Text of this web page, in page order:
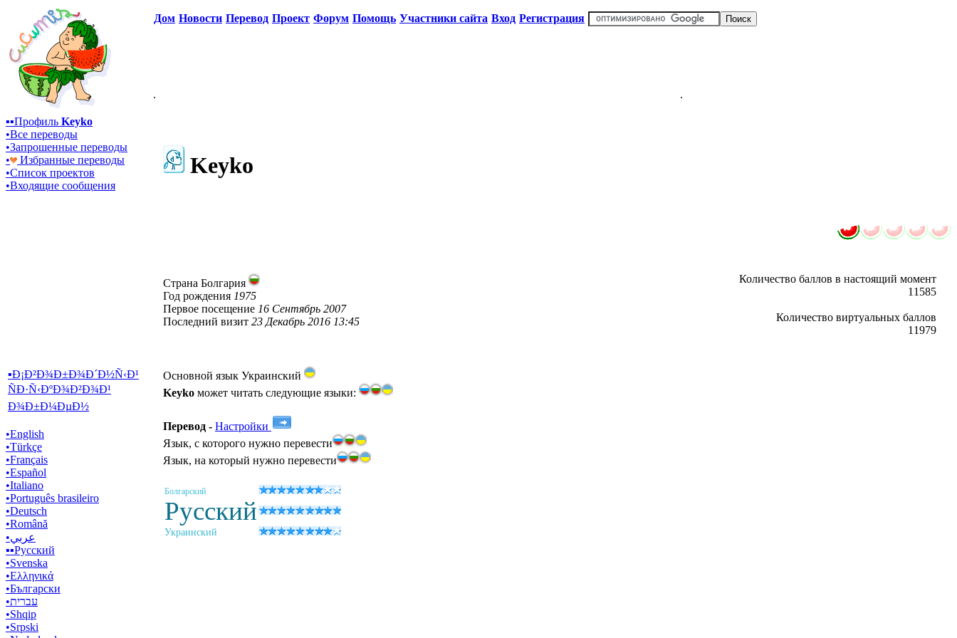
Дом Новости Перевод Проект Форум Помощь Участники сайта Вход Регистрация
. .
▪▪‎Профиль Keyko
•‎Все переводы
•‎Запрошенные переводы
•‎
Избранные переводы
•‎Cписок проектов
•‎Входящие сообщения
▪Ð¡Ð²Ð¾Ð±Ð¾Ð´Ð½Ñ‹Ð¹
ÑÐ·Ñ‹ÐºÐ¾Ð²Ð¾Ð¹
Ð¾Ð±Ð¼ÐµÐ½
•‎English
•‎Türkçe
•‎Français
•‎Español
•‎Italiano
•‎Português brasileiro
•‎Deutsch
•‎Română
•‎عربي
▪▪‎Русский
•‎Svenska
•‎Ελληνικά
•‎Български
•‎עברית
•‎Shqip
•‎Srpski
Keyko
Страна ‎Болгария
Год рождения 1975
Первое посещение 16 Сентябрь 2007
Последний визит 23 Декабрь 2016 13:45
Количество баллов в настоящий момент
‎11585
Количество виртуальных баллов
‎11979
Основной язык ‎Украинский
Keyko может читать следующие языки:
Перевод - Настройки
Язык, с которого нужно перевести
Язык, на который нужно перевести
Болгарский
Русский
Украинский